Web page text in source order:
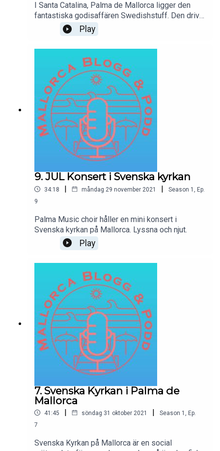
I Santa Catalina, Palma de Mallorca ligger den
fantastiska godisaffären Swedishstuff. Den drivs
av Christian och Maria som beslöt sig för att
öppna en godisaffär här i januari 2020.
Play
9. JUL Konsert i Svenska kyrkan
34:18 | måndag 29 november 2021 | Season 1
Ep.
9
Palma Music choir håller en mini konsert i
Svenska kyrkan på Mallorca. Lyssna och njut.
Play
7. Svenska Kyrkan i Palma de
Mallorca
41:45 | söndag 31 oktober 2021 | Season 1
Ep.
7
Svenska Kyrkan på Mallorca är en social